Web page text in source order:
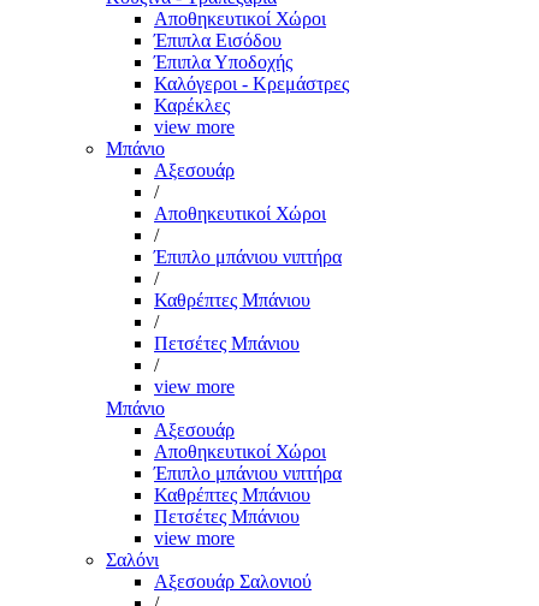
Αποθηκευτικοί Χώροι
Έπιπλα Εισόδου
Έπιπλα Υποδοχής
Καλόγεροι - Κρεμάστρες
Καρέκλες
view more
Μπάνιο
Αξεσουάρ
/
Αποθηκευτικοί Χώροι
/
Έπιπλο μπάνιου νιπτήρα
/
Καθρέπτες Μπάνιου
/
Πετσέτες Μπάνιου
/
view more
Μπάνιο
Αξεσουάρ
Αποθηκευτικοί Χώροι
Έπιπλο μπάνιου νιπτήρα
Καθρέπτες Μπάνιου
Πετσέτες Μπάνιου
view more
Σαλόνι
Αξεσουάρ Σαλονιού